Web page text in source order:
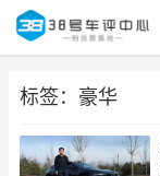
标签：豪华